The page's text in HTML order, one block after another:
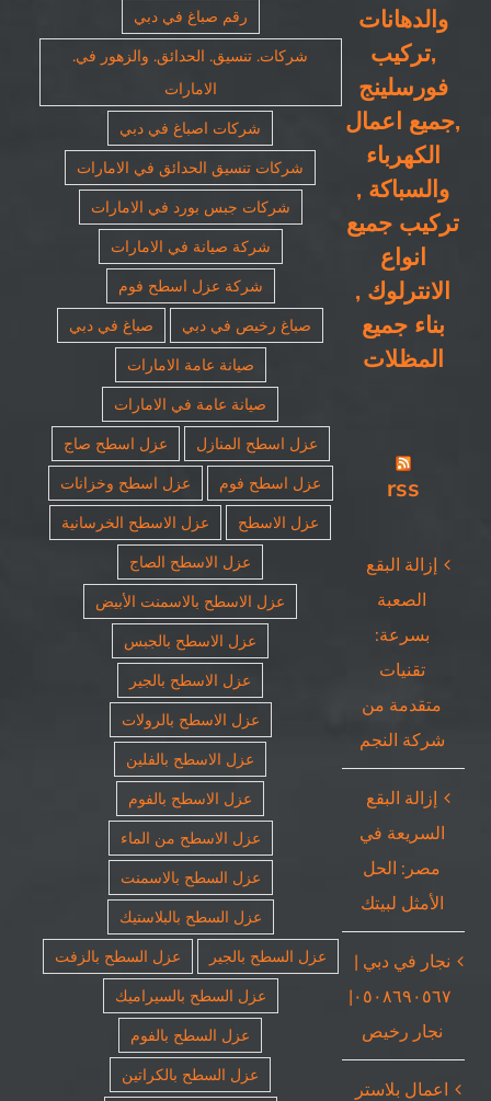
والدهانات
,تركيب
فورسلينج
,جميع اعمال
الكهرباء
والسباكة ,
تركيب جميع
انواع
الانترلوك ,
بناء جميع
المظلات
rss
إزالة البقع
الصعبة
بسرعة:
تقنيات
متقدمة من
شركة النجم
إزالة البقع
السريعة في
مصر: الحل
الأمثل لبيتك
نجار في دبي |
٠٥٠٨٦٩٠٥٦٧|
نجار رخيص
اعمال بلاستر
رقم صباغ في دبي
شركات. تنسيق. الحدائق. والزهور في.
الامارات
شركات اصباغ في دبي
شركات تنسيق الحدائق في الامارات
شركات جبس بورد في الامارات
شركة صيانة في الامارات
شركة عزل اسطح فوم
صباغ رخيص في دبي
صباغ في دبي
صيانة عامة الامارات
صيانة عامة في الامارات
عزل اسطح المنازل
عزل اسطح صاج
عزل اسطح فوم
عزل اسطح وخزانات
عزل الاسطح
عزل الاسطح الخرسانية
عزل الاسطح الصاج
عزل الاسطح بالاسمنت الأبيض
عزل الاسطح بالجبس
عزل الاسطح بالجير
عزل الاسطح بالرولات
عزل الاسطح بالفلين
عزل الاسطح بالفوم
عزل الاسطح من الماء
عزل السطح بالاسمنت
عزل السطح بالبلاستيك
عزل السطح بالجير
عزل السطح بالزفت
عزل السطح بالسيراميك
عزل السطح بالفوم
عزل السطح بالكراتين